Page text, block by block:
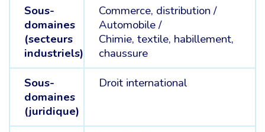
Sous-
domaines
(secteurs
industriels)
Commerce, distribution /
Automobile /
Chimie, textile, habillement,
chaussure
Sous-
domaines
(juridique)
Droit international